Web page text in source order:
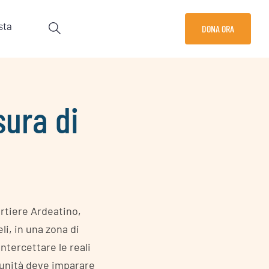
DONA ORA
di
Ardeatino,
in una zona di
le reali
deve imparare